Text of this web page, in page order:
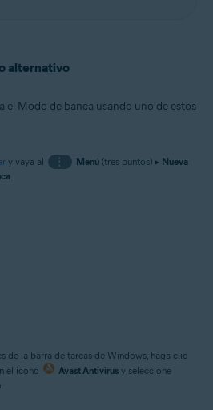
alternativo
el Modo de banca usando uno de estos
y vaya al ⋮ Menú(tres puntos) ▸ Nueva
.
de la barra de tareas de Windows, haga clic
el icono
Avast Antivirus y seleccione